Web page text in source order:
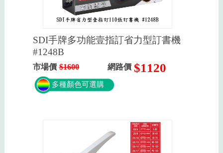
SDI手牌多功能壹指訂省力型訂書機
#1248B
市場價 $1600 網路價 $1120
多種顏色可選購